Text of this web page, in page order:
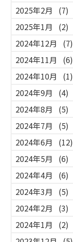
2025年2月
(7)
2025年1月
(2)
2024年12月
(7)
2024年11月
(6)
2024年10月
(1)
2024年9月
(4)
2024年8月
(5)
2024年7月
(5)
2024年6月
(12)
2024年5月
(6)
2024年4月
(6)
2024年3月
(5)
2024年2月
(3)
2024年1月
(2)